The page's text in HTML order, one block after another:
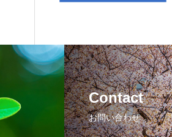
Contact
お問い合わせ